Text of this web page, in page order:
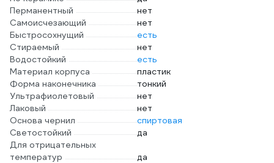
Перманентный
нет
Самоисчезающий
нет
Быстросохнущий
есть
Стираемый
нет
Водостойкий
есть
Материал корпуса
пластик
Форма наконечника
тонкий
Ультрафиолетовый
нет
Лаковый
нет
Основа чернил
спиртовая
Светостойкий
да
Для отрицательных
температур
да